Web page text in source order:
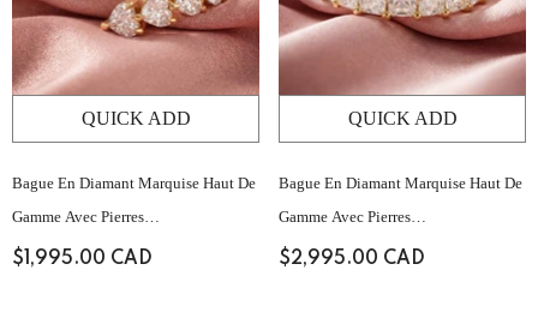
QUICK ADD
Bague En Diamant Marquise Haut De
Gamme Avec Pierres
D'accompagnement Baguette
$1,995.00 CAD
QUICK ADD
Bague En Diamant Marquise Haut De
Gamme Avec Pierres
D'accompagnement Baguette
$2,995.00 CAD